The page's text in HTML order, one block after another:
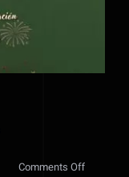
Comments Offon